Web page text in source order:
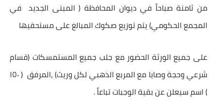
من ثامنة صباحاً في ديوان المحافظة ( المبنى الجديد في
المجمع الحكومي) يتم توزيع صكوك المبالغ على مستحقيها
على جميع الورثة الحضور مع جلب جميع المستمسكات (قسام
شرعي وحجة وصايا مع المربع الذهبي لكل وريث) ،المرفق ( ١٥٠
) اسم سيعلن عن بقية الوجبات تباعاً .